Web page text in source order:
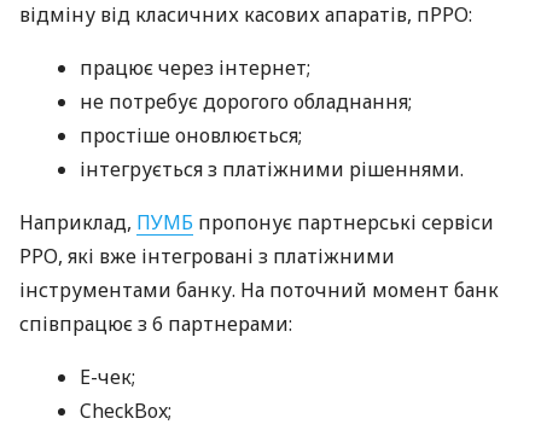
відміну від класичних касових апаратів, пРРО:
працює через інтернет;
не потребує дорогого обладнання;
простіше оновлюється;
інтегрується з платіжними рішеннями.
Наприклад, ПУМБ пропонує партнерські сервіси
РРО, які вже інтегровані з платіжними
інструментами банку. На поточний момент банк
співпрацює з 6 партнерами:
E-чек;
CheckBox;